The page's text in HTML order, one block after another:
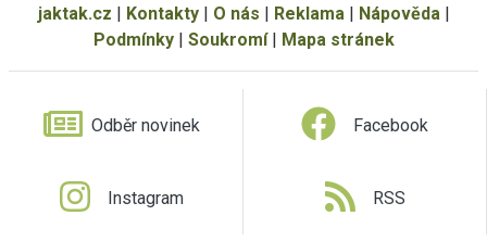
jaktak.cz Kontakty| O nás Reklama| Nápověda|
Podmínky| Soukromí| Mapa stránek
Odběr novinek Facebook
Instagram RSS